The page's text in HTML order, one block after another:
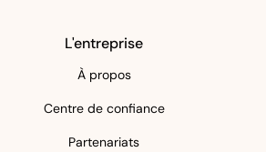
L'entreprise
À propos
Centre de confiance
Partenariats